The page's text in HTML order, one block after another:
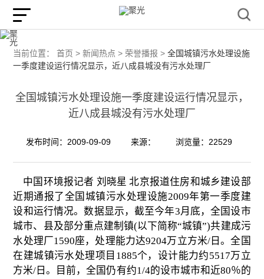
当前位置： 首页 > 新闻热点 > 荣誉播报 > 全国城镇污水处理设施
一季度建设运行情况显示，近八成县城没有污水处理厂
全国城镇污水处理设施一季度建设运行情况显示，
近八成县城没有污水处理厂
发布时间：2009-09-09 来源： 浏览量：22529
中国环境报记者 刘晓星 北京报道住房和城乡建设部
近期通报了全国城镇污水处理设施2009年第一季度建
设和运行情况。数据显示，截至今年3月底，全国设市
城市、县及部分重点建制镇(以下简称“城镇”)共建成污
水处理厂1590座，处理能力达9204万立方米/ 日。全国
在建城镇污水处理项目 1885个，设计能力约5517万立
方米/ 日。目前，全国仍有约1/4的设市城市和近80％的